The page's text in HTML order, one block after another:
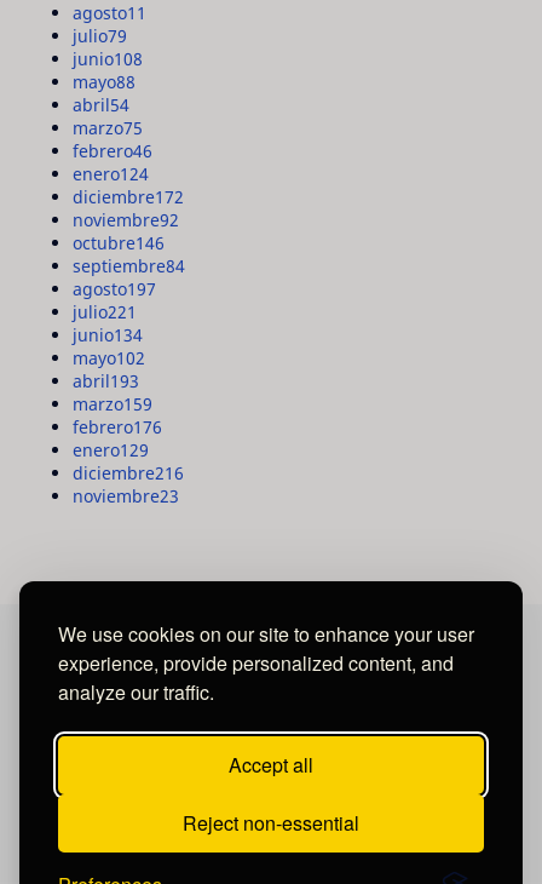
We use cookies on our site to enhance your user
experience, provide personalized content, and
analyze our traffic.
Accept all
Reject non-essential
agosto11
julio79
junio108
mayo88
abril54
marzo75
febrero46
enero124
diciembre172
noviembre92
octubre146
septiembre84
agosto197
julio221
junio134
mayo102
abril193
marzo159
febrero176
enero129
diciembre216
noviembre23
MAYA MEDIA GROUP
Ubicados en Tegucigalpa - Honduras.